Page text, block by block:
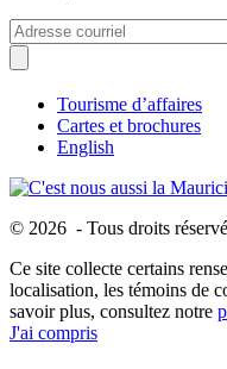
Tourisme d’affaires
Cartes et brochures
English
© 2026 - Tous droits
Ce site collecte certains
localisation, les témoins de
savoir plus, consultez notre
J'ai compris